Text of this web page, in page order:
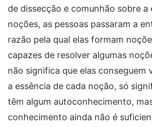
de dissecção e comunhão sobre a
noções, as pessoas passaram a
razão pela qual elas formam
capazes de resolver algumas
não significa que elas conseguem
a essência de cada noção, só
têm algum autoconhecimento,
conhecimento ainda não é